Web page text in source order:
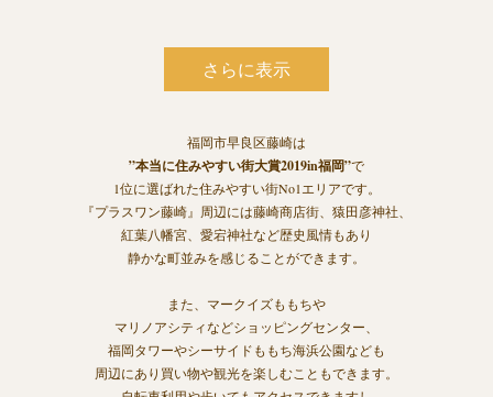
さらに表示
福岡市早良区藤崎は
”本当に住みやすい街大賞2019in福岡”で
1位に選ばれた住みやすい街No1エリアです。
『プラスワン藤崎』周辺には藤崎商店街、猿田彦神社、
紅葉八幡宮、愛宕神社など歴史風情もあり
静かな町並みを感じることができます。
また、マークイズももちや
マリノアシティなどショッピングセンター、
福岡タワーやシーサイドももち海浜公園なども
周辺にあり買い物や観光を楽しむこともできます。